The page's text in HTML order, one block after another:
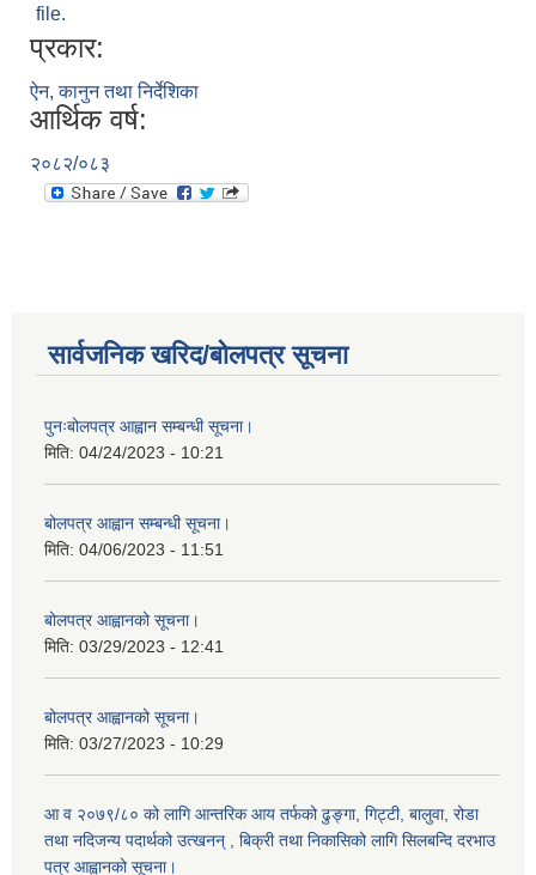
file.
प्रकार:
ऐन, कानुन तथा निर्देशिका
आर्थिक वर्ष:
२०८२/०८३
सार्वजनिक खरिद/बोलपत्र सूचना
पुनःबोलपत्र आह्वान सम्बन्धी सूचना।
मिति: 04/24/2023 - 10:21
बोलपत्र आह्वान सम्बन्धी सूचना।
मिति: 04/06/2023 - 11:51
बोलपत्र आह्वानको सूचना।
मिति: 03/29/2023 - 12:41
बोलपत्र आह्वानको सूचना।
मिति: 03/27/2023 - 10:29
आ व २०७९/८० को लागि आन्तरिक आय तर्फको ढुङ्गा, गिट्टी, बालुवा, रोडा
तथा नदिजन्य पदार्थको उत्खनन् , बिक्री तथा निकासिको लागि सिलबन्दि दरभाउ
पत्र आह्वानको सूचना।